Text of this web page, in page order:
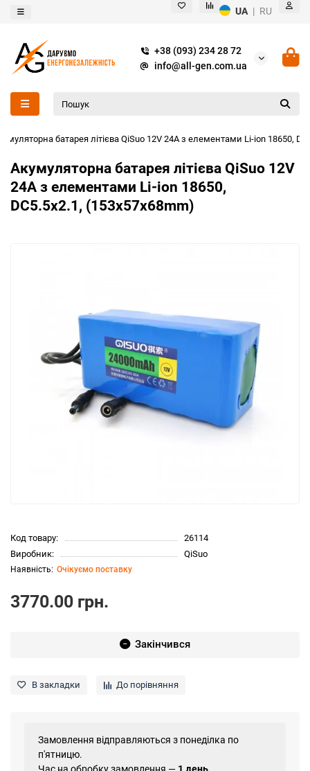
UA | RU
+38 (093) 234 28 72
info@all-gen.com.ua
батарея літієва QiSuo 12V 24A з елементами Li-ion 18650,
Акумуляторна батарея літієва QiSuo 12V
24A з елементами Li-ion 18650,
DC5.5x2.1, (153x57x68mm)
Код товару:
26114
Виробник:
QiSuo
Очікуємо поставку
3770.00 грн.
Закінчився
В закладки До порівняння
Замовлення відправляються з понеділка по
п'ятницю.